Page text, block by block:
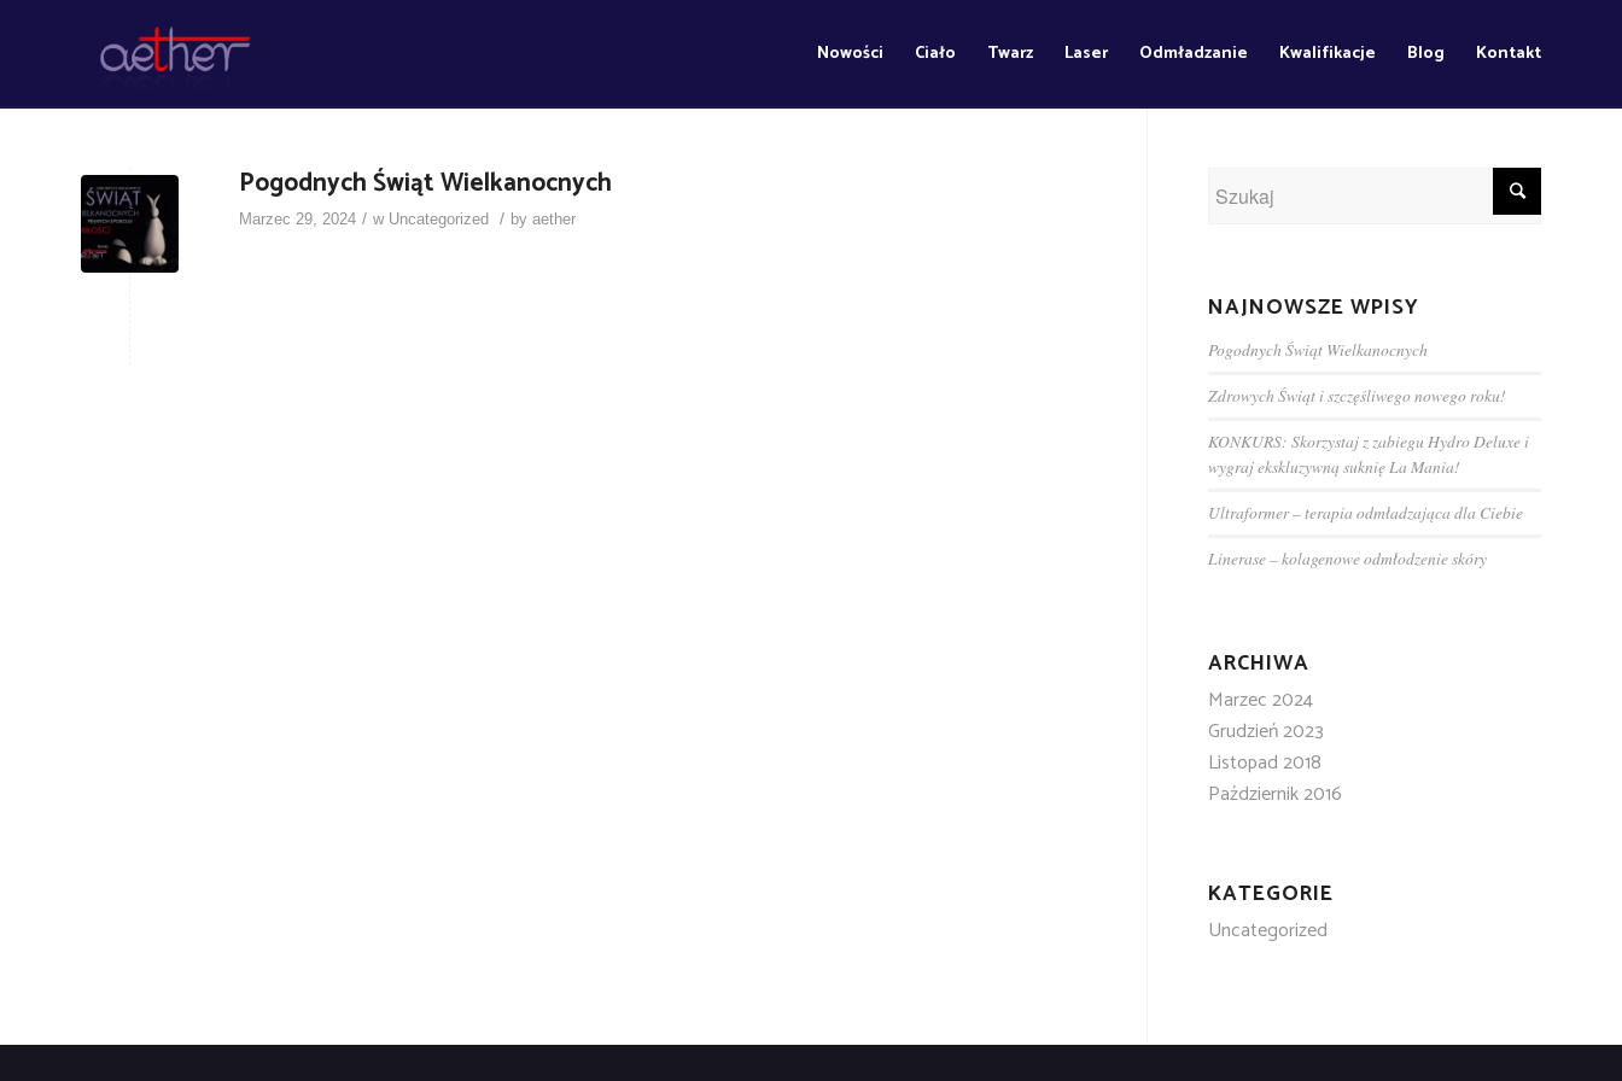
Nowości Ciało Twarz Laser Odmładzanie Kwalifikacje Blog Kontakt
Pogodnych Świąt Wielkanocnych
Marzec 29, 2024 / w Uncategorized / by aether
NAJNOWSZE WPISY
Pogodnych Świąt Wielkanocnych
Zdrowych Świąt i szczęśliwego nowego roku!
KONKURS: Skorzystaj z zabiegu Hydro Deluxe i
wygraj ekskluzywną suknię La Mania!
Ultraformer – terapia odmładzająca dla Ciebie
Linerase – kolagenowe odmłodzenie skóry
ARCHIWA
Marzec 2024
Grudzień 2023
Listopad 2018
Październik 2016
KATEGORIE
Uncategorized